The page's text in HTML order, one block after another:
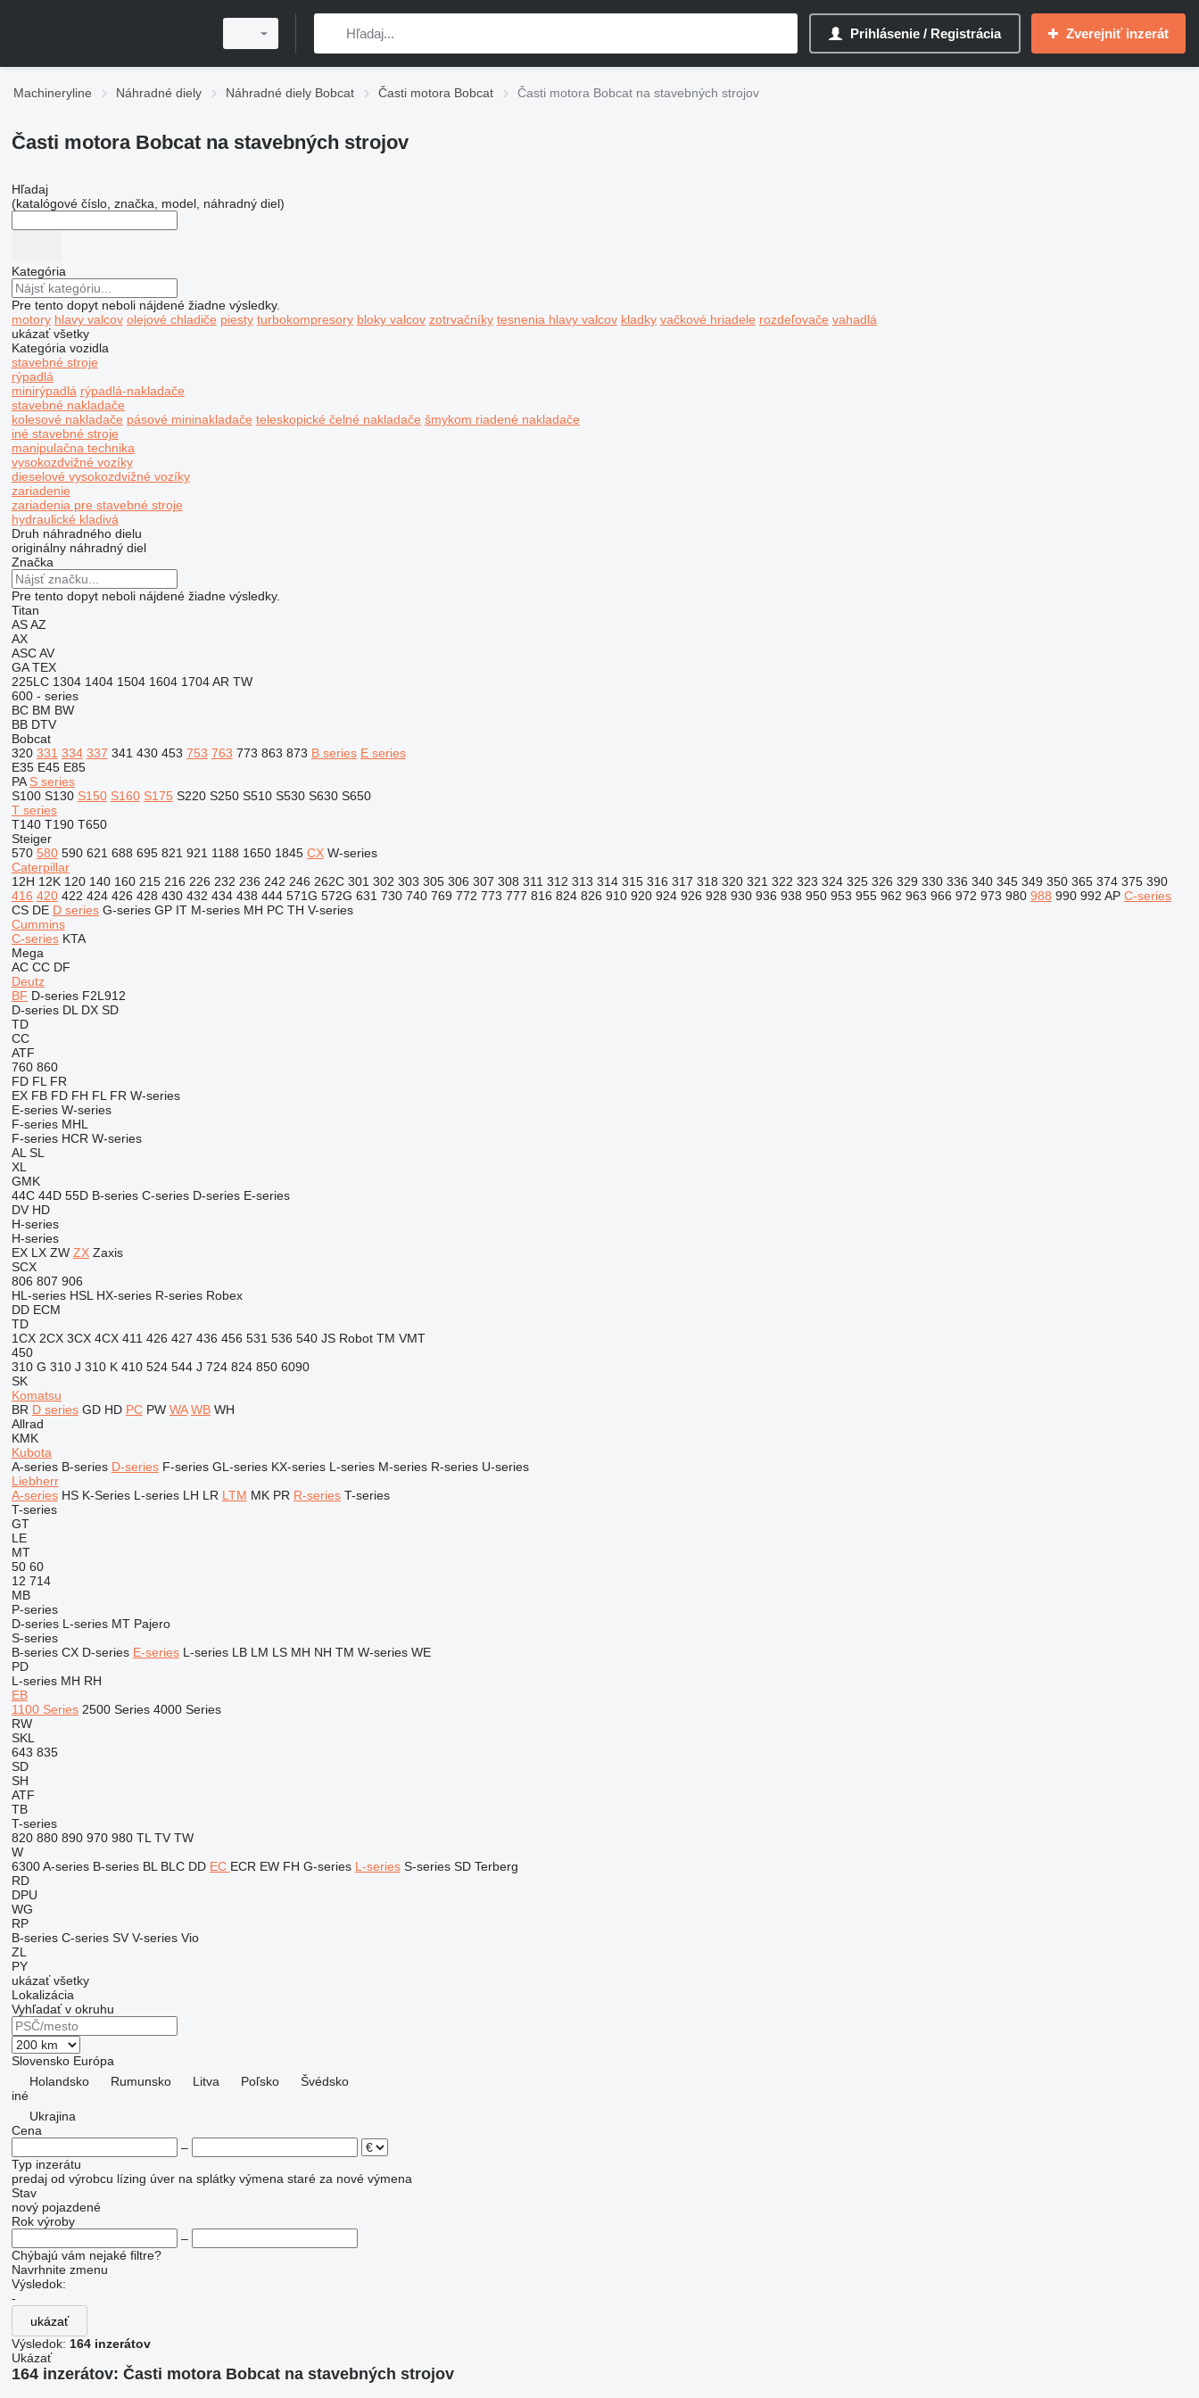
Prihlásenie / Registrácia Zverejniť inzerát
Machineryline Náhradné diely Náhradné diely Bobcat Časti motora Bobcat Časti motora Bobcat na stavebných strojov
Časti motora Bobcat na stavebných strojov
Hľadaj
(katalógové číslo, značka, model, náhradný diel)
Kategória
Pre tento dopyt neboli nájdené žiadne výsledky.
motory hlavy valcov olejové chladiče piesty turbokompresory bloky valcov zotrvačníky tesnenia hlavy valcov kladky vačkové hriadele rozdeľovače vahadlá
ukázať všetky
Kategória vozidla
stavebné stroje
rýpadlá
minirýpadlá rýpadlá-nakladače
stavebné nakladače
kolesové nakladače pásové mininakladače teleskopické čelné nakladače šmykom riadené nakladače
iné stavebné stroje
manipulačna technika
vysokozdvižné vozíky
dieselové vysokozdvižné vozíky
zariadenie
zariadenia pre stavebné stroje
hydraulické kladivá
Druh náhradného dielu
originálny náhradný diel
Značka
Pre tento dopyt neboli nájdené žiadne výsledky.
Titan
AS AZ
AX
ASC AV
GA TEX
225LC 1304 1404 1504 1604 1704 AR TW
600 - series
BC BM BW
BB DTV
Bobcat
320 331 334 337 341 430 453 753 763 773 863 873 B series E series
E35 E45 E85
PA S series
S100 S130 S150 S160 S175 S220 S250 S510 S530 S630 S650
T series
T140 T190 T650
Steiger
570 580 590 621 688 695 821 921 1188 1650 1845 CX W-series
Caterpillar
12H 12K 120 140 160 215 216 226 232 236 242 246 262C 301 302 303 305 306 307 308 311 312 313 314 315 316 317 318 320 321 322 323 324 325 326 329 330 336 340 345 349 350 365 374 375 390
416 420 422 424 426 428 430 432 434 438 444 571G 572G 631 730 740 769 772 773 777 816 824 826 910 920 924 926 928 930 936 938 950 953 955 962 963 966 972 973 980 988 990 992 AP C-series
CS DE D series G-series GP IT M-series MH PC TH V-series
Cummins
C-series KTA
Mega
AC CC DF
Deutz
BF D-series F2L912
D-series DL DX SD
TD
CC
ATF
760 860
FD FL FR
EX FB FD FH FL FR W-series
E-series W-series
F-series MHL
F-series HCR W-series
AL SL
XL
GMK
44C 44D 55D B-series C-series D-series E-series
DV HD
H-series
H-series
EX LX ZW ZX Zaxis
SCX
806 807 906
HL-series HSL HX-series R-series Robex
DD ECM
TD
1CX 2CX 3CX 4CX 411 426 427 436 456 531 536 540 JS Robot TM VMT
450
310 G 310 J 310 K 410 524 544 J 724 824 850 6090
SK
Komatsu
BR D series GD HD PC PW WA WB WH
Allrad
KMK
Kubota
A-series B-series D-series F-series GL-series KX-series L-series M-series R-series U-series
Liebherr
A-series HS K-Series L-series LH LR LTM MK PR R-series T-series
T-series
GT
LE
MT
50 60
12 714
MB
P-series
D-series L-series MT Pajero
S-series
B-series CX D-series E-series L-series LB LM LS MH NH TM W-series WE
PD
L-series MH RH
EB
1100 Series 2500 Series 4000 Series
RW
SKL
643 835
SD
SH
ATF
TB
T-series
820 880 890 970 980 TL TV TW
W
6300 A-series B-series BL BLC DD EC ECR EW FH G-series L-series S-series SD Terberg
RD
DPU
WG
RP
B-series C-series SV V-series Vio
ZL
PY
ukázať všetky
Lokalizácia
Vyhľadať v okruhu
Slovensko Európa
Holandsko
Rumunsko Litva Poľsko
Švédsko
iné
Ukrajina
Cena
–
Typ inzerátu
predaj od výrobcu lízing úver na splátky výmena staré za nové výmena
Stav
nový pojazdené
Rok výroby
–
Chýbajú vám nejaké filtre?
Navrhnite zmenu
Výsledok:
-
ukázať
Výsledok: 164 inzerátov
Ukázať
164 inzerátov: Časti motora Bobcat na stavebných strojov